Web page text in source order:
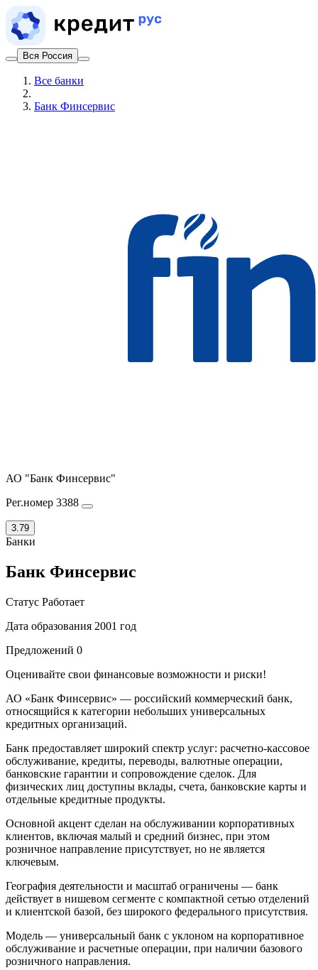
Вся Россия
Все банки
Банк Финсервис
АО "Банк Финсервис"
Рег.номер 3388
3.79
Банки
Банк Финсервис
Статус Работает
Дата образования 2001 год
Предложений 0
Оценивайте свои финансовые возможности и риски!
АО «Банк Финсервис» — российский коммерческий банк,
относящийся к категории небольших универсальных
кредитных организаций.
Банк предоставляет широкий спектр услуг: расчетно-кассовое
обслуживание, кредиты, переводы, валютные операции,
банковские гарантии и сопровождение сделок. Для
физических лиц доступны вклады, счета, банковские карты и
отдельные кредитные продукты.
Основной акцент сделан на обслуживании корпоративных
клиентов, включая малый и средний бизнес, при этом
розничное направление присутствует, но не является
ключевым.
География деятельности и масштаб ограничены — банк
действует в нишевом сегменте с компактной сетью отделений
и клиентской базой, без широкого федерального присутствия.
Модель — универсальный банк с уклоном на корпоративное
обслуживание и расчетные операции, при наличии базового
розничного направления.